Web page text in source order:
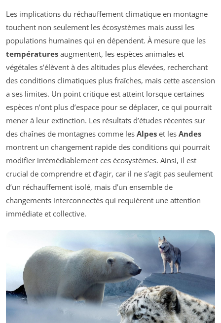
Les implications du réchauffement climatique en montagne
touchent non seulement les écosystèmes mais aussi les
populations humaines qui en dépendent. À mesure que les
températures augmentent, les espèces animales et
végétales s’élèvent à des altitudes plus élevées, recherchant
des conditions climatiques plus fraîches, mais cette ascension
a ses limites. Un point critique est atteint lorsque certaines
espèces n’ont plus d’espace pour se déplacer, ce qui pourrait
mener à leur extinction. Les résultats d’études récentes sur
des chaînes de montagnes comme les Alpes et les Andes
montrent un changement rapide des conditions qui pourrait
modifier irrémédiablement ces écosystèmes. Ainsi, il est
crucial de comprendre et d’agir, car il ne s’agit pas seulement
d’un réchauffement isolé, mais d’un ensemble de
changements interconnectés qui requièrent une attention
immédiate et collective.